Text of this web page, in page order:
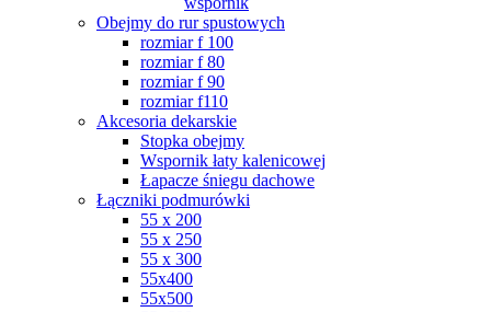
Obejmy do rur spustowych
rozmiar f 100
rozmiar f 80
rozmiar f 90
rozmiar f110
Akcesoria dekarskie
Stopka obejmy
Wspornik łaty kalenicowej
Łapacze śniegu dachowe
Łączniki podmurówki
55 x 200
55 x 250
55 x 300
55x400
55x500